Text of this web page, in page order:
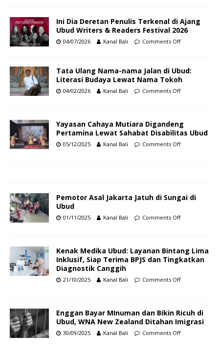
Ini Dia Deretan Penulis Terkenal di Ajang
Ubud Writers & Readers Festival 2026
04/07/2026 Kanal Bali Comments Off
Tata Ulang Nama-nama Jalan di Ubud:
Literasi Budaya Lewat Nama Tokoh
04/02/2026 Kanal Bali Comments Off
Yayasan Cahaya Mutiara Digandeng
Pertamina Lewat Sahabat Disabilitas Ubud
05/12/2025 Kanal Bali Comments Off
Pemotor Asal Jakarta Jatuh di Sungai di
Ubud
01/11/2025 Kanal Bali Comments Off
Kenak Medika Ubud: Layanan Bintang Lima
Inklusif, Siap Terima BPJS dan Tingkatkan
Diagnostik Canggih
21/10/2025 Kanal Bali Comments Off
Enggan Bayar MInuman dan Bikin Ricuh di
Ubud, WNA New Zealand Ditahan Imigrasi
30/09/2025 Kanal Bali Comments Off